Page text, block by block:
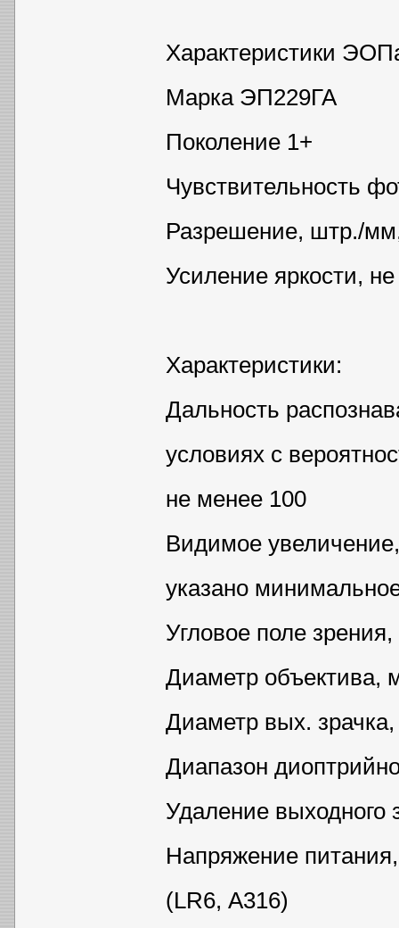
Характеристики
Марка ЭП229ГА
Поколение 1+
Чувствительность
Разрешение, штр./
Усиление яркости,
Характеристики:
Дальность
условиях с
не менее 100
Видимое увеличение,
указано
Угловое поле зрения,
Диаметр объектива,
Диаметр вых.
Диапазон
Удаление выходного
Напряжение
(LR6, А316)